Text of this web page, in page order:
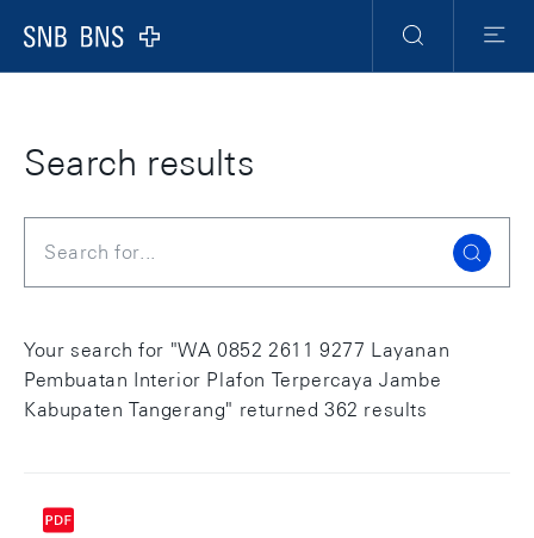
Logo
Search
Menu
Search results
Search
Your search for "WA 0852 2611 9277 Layanan
Pembuatan Interior Plafon Terpercaya Jambe
Kabupaten Tangerang" returned 362 results